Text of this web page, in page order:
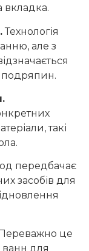
вкладка.
Технологія
але з
подряпин.
такі
передбачає
засобів для
це
для